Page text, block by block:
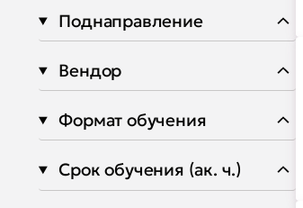
Поднаправление
Вендор
Формат обучения
Срок обучения (ак. ч.)